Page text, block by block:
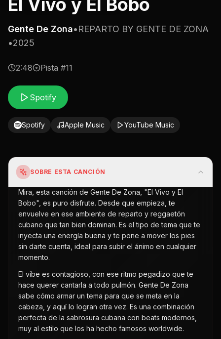
El Vivo y El Bobo
Gente De Zona•REPARTO BY GENTE DE ZONA
•2025
2:48 Pista #11
Spotify
Spotify Apple Music YouTube Music
SOBRE ESTA CANCIÓN
Mira, esta canción de Gente De Zona, "El Vivo y El
Bobo", es puro disfrute. Desde que empieza, te
envuelve en ese ambiente de reparto y reggaetón
cubano que tan bien dominan. Es el tipo de tema que te
inyecta una energía buena y te pone a mover los pies
sin darte cuenta, ideal para subir el ánimo en cualquier
momento.
El vibe es contagioso, con ese ritmo pegadizo que te
hace querer cantarla a todo pulmón. Gente De Zona
sabe cómo armar un tema para que se meta en la
cabeza, y aquí lo logran otra vez. Es una combinación
perfecta de la sabrosura cubana con beats modernos,
muy al estilo que los ha hecho famosos worldwide.